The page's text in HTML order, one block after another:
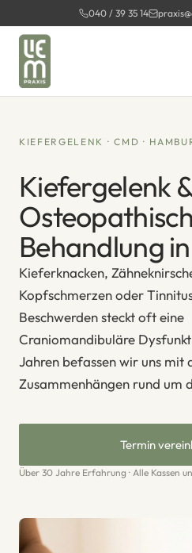
Inhalt
springen
040 / 39 35 14
KIEFERGELENK · CMD ·
Kiefergelenk
Behandlung
Kieferknacken,
Kopfschmerzen oder
Beschwerden steckt oft eine
Craniomandibuläre
Jahren befassen wir uns mit
Zusammenhängen rund um
Termin
Über 30 Jahre Erfahrung · Alle Kassen